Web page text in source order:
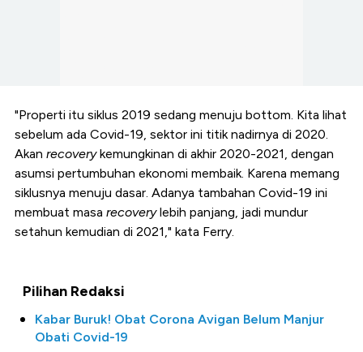
"Properti itu siklus 2019 sedang menuju bottom. Kita lihat
sebelum ada Covid-19, sektor ini titik nadirnya di 2020.
Akan recoverykemungkinan di akhir 2020-2021, dengan
asumsi pertumbuhan ekonomi membaik. Karena memang
siklusnya menuju dasar. Adanya tambahan Covid-19 ini
membuat masa recoverylebih panjang, jadi mundur
setahun kemudian di 2021," kata Ferry.
Pilihan Redaksi
Kabar Buruk! Obat Corona Avigan Belum Manjur
Obati Covid-19